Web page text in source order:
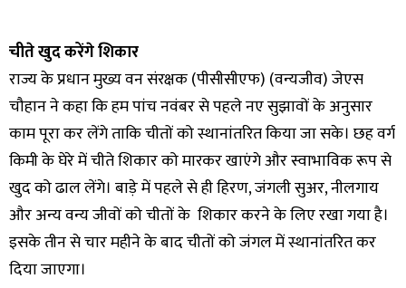
चीते खुद करेंगे शिकार
राज्य के प्रधान मुख्य वन संरक्षक (पीसीसीएफ) (वन्यजीव) जेएस
चौहान ने कहा कि हम पांच नवंबर से पहले नए सुझावों के अनुसार
काम पूरा कर लेंगे ताकि चीतों को स्थानांतरित किया जा सके। छह वर्ग
किमी के घेरे में चीते शिकार को मारकर खाएंगे और स्वाभाविक रूप से
खुद को ढाल लेंगे। बाड़े में पहले से ही हिरण, जंगली सुअर, नीलगाय
और अन्य वन्य जीवों को चीतों के शिकार करने के लिए रखा गया है।
इसके तीन से चार महीने के बाद चीतों को जंगल में स्थानांतरित कर
दिया जाएगा।